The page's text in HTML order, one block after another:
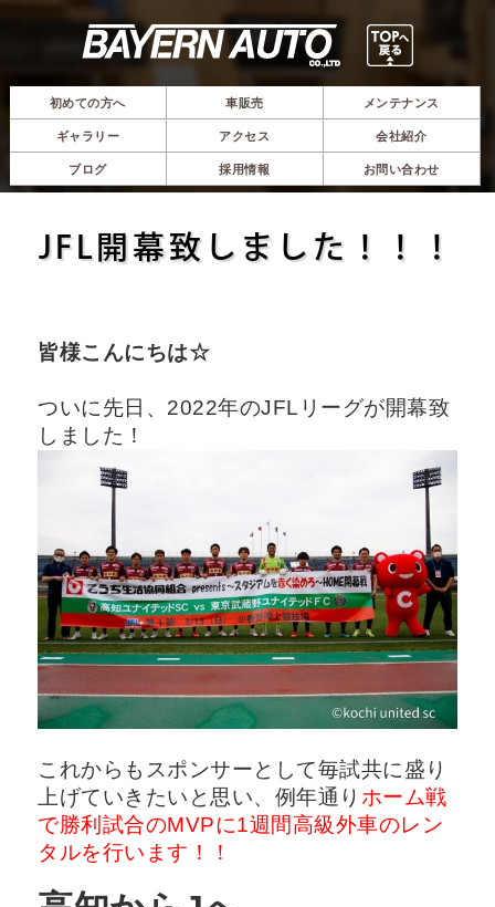
初めての方へ 車販売 メンテナンス
ギャラリー アクセス 会社紹介
ブログ 採用情報 お問い合わせ
JFL開幕致しました！！！
皆様こんにちは☆
ついに先日、2022年のJFLリーグが開幕致
しました！
これからもスポンサーとして毎試共に盛り
上げていきたいと思い、例年通り ホーム戦
で勝利試合のMVPに1週間高級外車のレン
タルを行います！！